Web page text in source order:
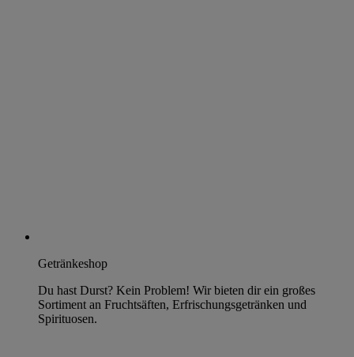
Getränkeshop
Du hast Durst? Kein Problem! Wir bieten dir ein großes
Sortiment an Fruchtsäften, Erfrischungsgetränken und
Spirituosen.